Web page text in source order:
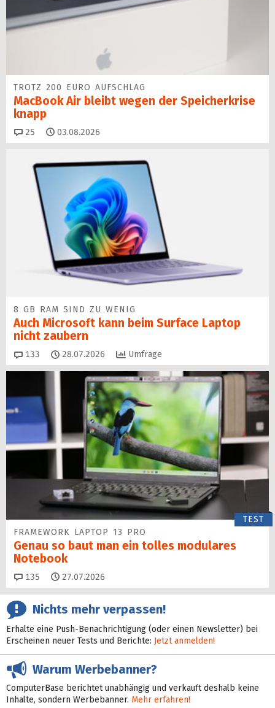
TROTZ 200 EURO AUFSCHLAG
MacBook Air bleibt wegen der Speicherkrise
knapp
25 Kommentare
03.08.2026
8 GB RAM SIND ZU WENIG
Auch Microsoft kann beim Surface Laptop
nicht zaubern
133 Kommentare
28.07.2026 Umfrage
TEST
FRAMEWORK LAPTOP 13 PRO
Genau so baut man ein tolles modulares
Notebook
135 Kommentare
27.07.2026
Nichts mehr verpassen!
Erhalte eine Push-Benachrichtigung (oder einen Newsletter) bei
Erscheinen neuer Tests und Berichte: Jetzt anmelden!
Warum Werbebanner?
ComputerBase berichtet unabhängig und verkauft deshalb keine
Inhalte, sondern Werbebanner. Mehr erfahren!